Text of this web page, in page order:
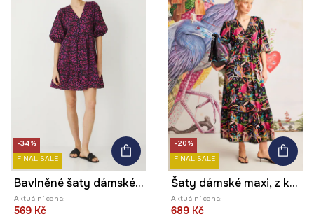
-34%
FINAL SALE
Bavlněné šaty dámské mini, se vzorem černá barva
Aktuální cena:
569 Kč
-20%
FINAL SALE
Šaty dámské maxi, z kolekce El Gato Chimney x Medicine černá barva
Aktuální cena:
689 Kč